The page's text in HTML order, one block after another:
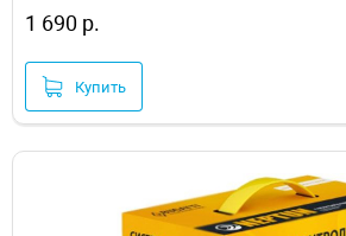
1 690 р.
Купить